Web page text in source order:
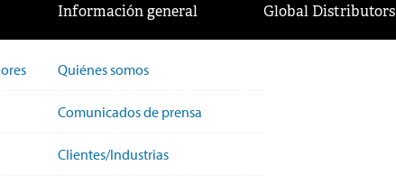
Información general
Quiénes somos
Comunicados de prensa
Clientes/Industrias
Global Distributors